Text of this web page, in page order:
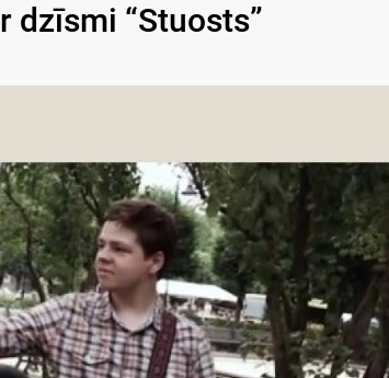
dzīsmi “Stuosts”